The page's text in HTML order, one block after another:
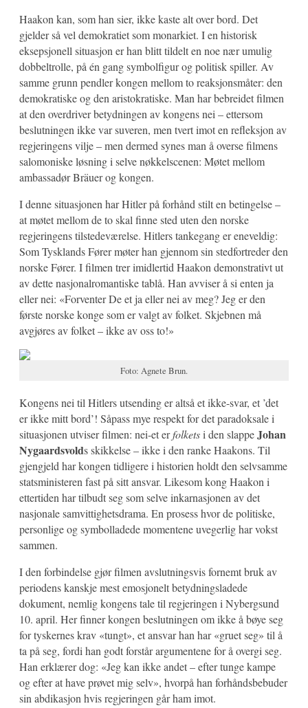
Haakon kan, som han sier, ikke kaste alt over bord. Det
gjelder så vel demokratiet som monarkiet. I en historisk
eksepsjonell situasjon er han blitt tildelt en noe nær umulig
dobbeltrolle, på én gang symbolfigur og politisk spiller. Av
samme grunn pendler kongen mellom to reaksjonsmåter: den
demokratiske og den aristokratiske. Man har bebreidet filmen
at den overdriver betydningen av kongens nei – ettersom
beslutningen ikke var suveren, men tvert imot en refleksjon av
regjeringens vilje – men dermed synes man å overse filmens
salomoniske løsning i selve nøkkelscenen: Møtet mellom
ambassadør Bräuer og kongen.
I denne situasjonen har Hitler på forhånd stilt en betingelse –
at møtet mellom de to skal finne sted uten den norske
regjeringens tilstedeværelse. Hitlers tankegang er eneveldig:
Som Tysklands Fører møter han gjennom sin stedfortreder den
norske Fører. I filmen trer imidlertid Haakon demonstrativt ut
av dette nasjonalromantiske tablå. Han avviser å si enten ja
eller nei: «Forventer De et ja eller nei av meg? Jeg er den
første norske konge som er valgt av folket. Skjebnen må
avgjøres av folket – ikke av oss to!»
Foto: Agnete Brun.
Kongens nei til Hitlers utsending er altså et ikke-svar, et ’det
er ikke mitt bord’! Såpass mye respekt for det paradoksale i
situasjonen utviser filmen: nei-et erfolketsi den slappeJohan
Nygaardsvolds skikkelse – ikke i den ranke Haakons. Til
gjengjeld har kongen tidligere i historien holdt den selvsamme
statsministeren fast på sitt ansvar. Likesom kong Haakon i
ettertiden har tilbudt seg som selve inkarnasjonen av det
nasjonale samvittighetsdrama. En prosess hvor de politiske,
personlige og symbolladede momentene uvegerlig har vokst
sammen.
I den forbindelse gjør filmen avslutningsvis fornemt bruk av
periodens kanskje mest emosjonelt betydningsladede
dokument, nemlig kongens tale til regjeringen i Nybergsund
10. april. Her finner kongen beslutningen om ikke å bøye seg
for tyskernes krav «tungt», et ansvar han har «gruet seg» til å
ta på seg, fordi han godt forstår argumentene for å overgi seg.
Han erklærer dog: «Jeg kan ikke andet – efter tunge kampe
og efter at have prøvet mig selv», hvorpå han forhåndsbebuder
sin abdikasjon hvis regjeringen går ham imot.